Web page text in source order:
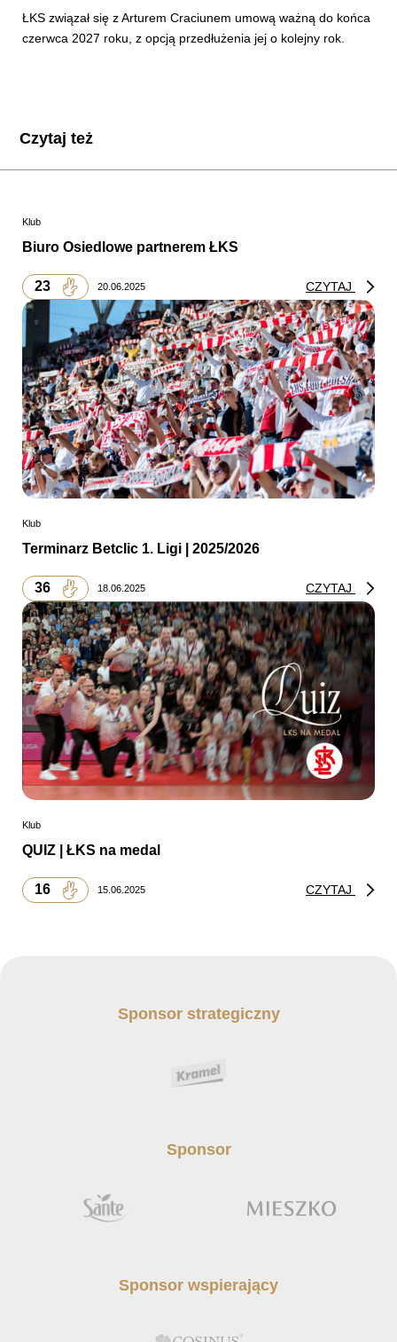
ŁKS związał się z Arturem Craciunem umową ważną do końca
czerwca 2027 roku, z opcją przedłużenia jej o kolejny rok.
Czytaj też
Klub
Biuro Osiedlowe partnerem ŁKS
23 20.06.2025 CZYTAJ
Klub
Terminarz Betclic 1. Ligi | 2025/2026
36 18.06.2025 CZYTAJ
Klub
QUIZ | ŁKS na medal
16 15.06.2025 CZYTAJ
Sponsor strategiczny
Sponsor
Sponsor wspierający